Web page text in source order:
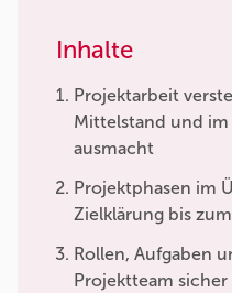
Inhalte
Projektarbeit
Mittelstand und
ausmacht
Projektphasen im
Zielklärung bis
Rollen, Aufgaben
Projektteam